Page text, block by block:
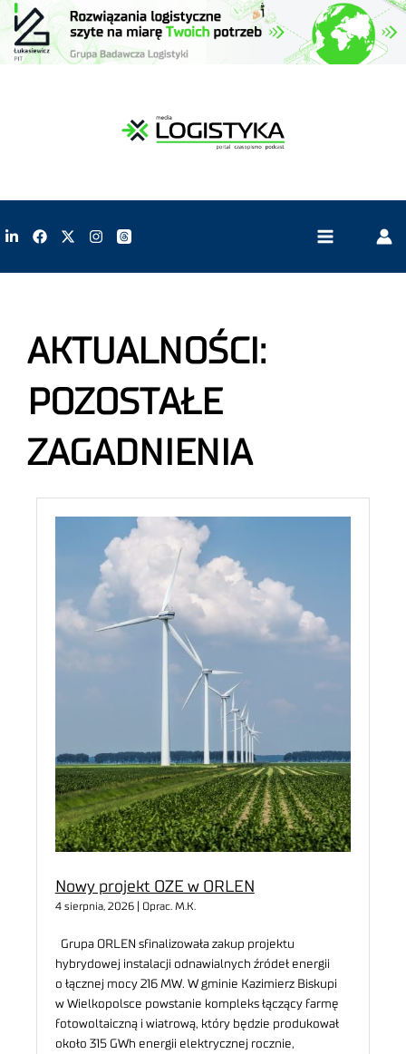
AKTUALNOŚCI:
POZOSTAŁE
ZAGADNIENIA
Nowy projekt OZE w ORLEN
4 sierpnia, 2026 | Oprac. M.K.
Grupa ORLEN sfinalizowała zakup projektu
hybrydowej instalacji odnawialnych źródeł energii
o łącznej mocy 216 MW. W gminie Kazimierz Biskupi
w Wielkopolsce powstanie kompleks łączący farmę
fotowoltaiczną i wiatrową, który będzie produkował
około 315 GWh energii elektrycznej rocznie,